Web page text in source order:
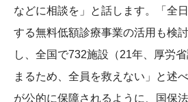
などに相談を」と話します。「全
する無料低額診療事業の活用も検
し、全国で732施設（21年、厚労
まるため、全員を救えない」と述
が公的に保障されるように、国保